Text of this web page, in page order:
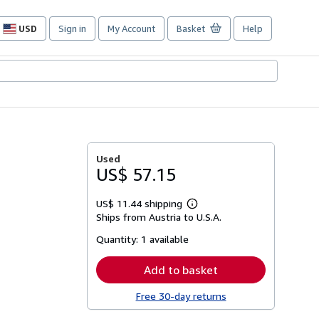
USD
Site
preferences
Sign in My Account Basket Help
Used
US$ 57.15
US$ 11.44 shipping
Learn
more
Ships from Austria to U.S.A.
Quantity: 1 available
Add to basket
Free 30-day returns